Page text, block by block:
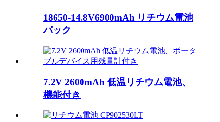
18650-14.8V6900mAh リチウム電池
パック
7.2V 2600mAh 低温リチウム電池、
機能付き